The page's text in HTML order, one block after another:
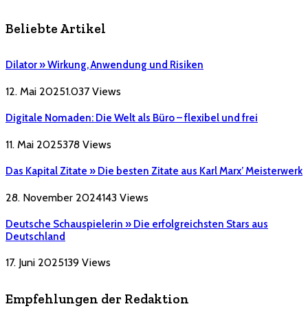
Beliebte Artikel
Dilator » Wirkung, Anwendung und Risiken
12. Mai 20251.037 Views
Digitale Nomaden: Die Welt als Büro – flexibel und frei
11. Mai 2025378 Views
Das Kapital Zitate » Die besten Zitate aus Karl Marx’ Meisterwerk
28. November 2024143 Views
Deutsche Schauspielerin » Die erfolgreichsten Stars aus
Deutschland
17. Juni 2025139 Views
Empfehlungen der Redaktion